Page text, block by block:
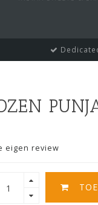
eigen review